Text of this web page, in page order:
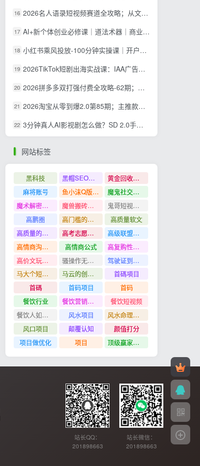
16 2026名人语录短视频赛道全攻略；从文案撰写到声音克隆部署，系统掌握涨粉变现双赢制作技术
17 AI+新个体创业必修课｜道法术器｜商业逻辑·小红书流量·AI智能体｜低成本打造个人变现小生意全套教学
18 小红书乘风投放-100分钟实操课｜开户返点·标准投搭建·莱卡定向，新店建模撬动笔记自然流量全套教学
19 2026TikTok短剧出海实战课：IAA广告分账×IAP付费变现×账号搭建×平台规则×双轨爆发×回款全流程
20 2026拼多多双打强付费全攻略-62期；成本推广加托管双剑合璧，系统讲解7种付费玩法优劣势与选择策略
21 2026淘宝从零到爆2.0第85期；主推款五项高权重初始设置，改销量评晒秒单快速破零积累基础权重
22 3分钟真人AI影视剧怎么做？SD 2.0手把手完整制作流程｜Higgsfield 14天SD 2.0/2.5无限生成
网站标签
黑科技 黑帽SEO案例分析
黄金回收奢侈品
麻将账号
鱼小沫Q版人物团练课
魔鬼社交实战课全套课程
魔术解密教程
魔兽搬砖搞钱
鬼哥短视频底层逻辑
高鹏圈
高门槛的生意
高质量软文
高质量的问答和知识分享
高考志愿填报
高级联盟营销教程
高情商沟通管理课
高情商公式
高复购性行业
高价文玩众筹分红项目
骚操作无脑裂变
驾驶证到期换证
马大个短视频投放课
马云的创业故事
首碼項目
首碼
首码项目
首码
餐饮行业
餐饮营销管理特训班
餐饮短视频
餐饮人如何用团购给门店拓客
风水项目
风水命理项目
风口项目
颠覆认知
颜值打分
项目做优化
项目 顶级赢家思维
站长QQ：
201898663
站长微信：
201898663